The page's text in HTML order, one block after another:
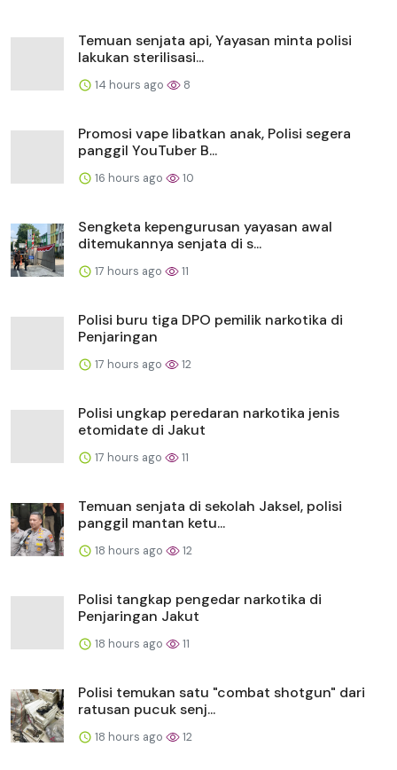
Temuan senjata api, Yayasan minta polisi
lakukan sterilisasi...
14 hours ago 8
Promosi vape libatkan anak, Polisi segera
panggil YouTuber B...
16 hours ago 10
Sengketa kepengurusan yayasan awal
ditemukannya senjata di s...
17 hours ago 11
Polisi buru tiga DPO pemilik narkotika di
Penjaringan
17 hours ago 12
Polisi ungkap peredaran narkotika jenis
etomidate di Jakut
17 hours ago 11
Temuan senjata di sekolah Jaksel, polisi
panggil mantan ketu...
18 hours ago 12
Polisi tangkap pengedar narkotika di
Penjaringan Jakut
18 hours ago 11
Polisi temukan satu "combat shotgun" dari
ratusan pucuk senj...
18 hours ago 12